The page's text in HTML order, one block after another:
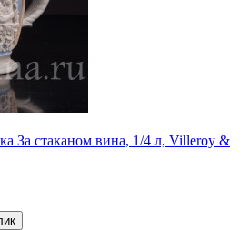
За стаканом вина, 1/4 л, Villeroy &